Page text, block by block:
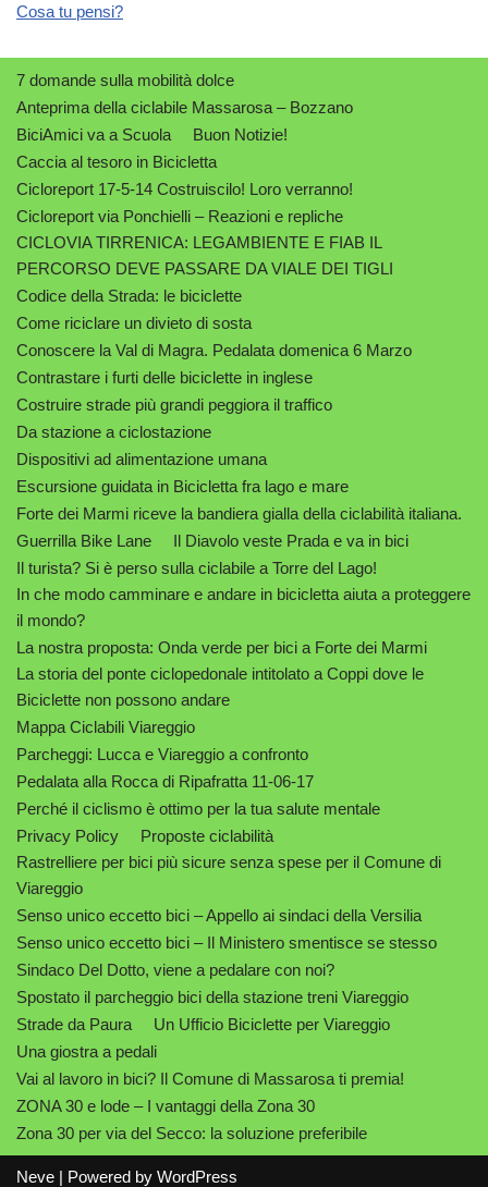
Cosa tu pensi?
7 domande sulla mobilità dolce
Anteprima della ciclabile Massarosa – Bozzano
BiciAmici va a Scuola
Buon Notizie!
Caccia al tesoro in Bicicletta
Cicloreport 17-5-14 Costruiscilo! Loro verranno!
Cicloreport via Ponchielli – Reazioni e repliche
CICLOVIA TIRRENICA: LEGAMBIENTE E FIAB IL
PERCORSO DEVE PASSARE DA VIALE DEI TIGLI
Codice della Strada: le biciclette
Come riciclare un divieto di sosta
Conoscere la Val di Magra. Pedalata domenica 6 Marzo
Contrastare i furti delle biciclette in inglese
Costruire strade più grandi peggiora il traffico
Da stazione a ciclostazione
Dispositivi ad alimentazione umana
Escursione guidata in Bicicletta fra lago e mare
Forte dei Marmi riceve la bandiera gialla della ciclabilità italiana.
Guerrilla Bike Lane
Il Diavolo veste Prada e va in bici
Il turista? Si è perso sulla ciclabile a Torre del Lago!
In che modo camminare e andare in bicicletta aiuta a proteggere
il mondo?
La nostra proposta: Onda verde per bici a Forte dei Marmi
La storia del ponte ciclopedonale intitolato a Coppi dove le
Biciclette non possono andare
Mappa Ciclabili Viareggio
Parcheggi: Lucca e Viareggio a confronto
Pedalata alla Rocca di Ripafratta 11-06-17
Perché il ciclismo è ottimo per la tua salute mentale
Privacy Policy
Proposte ciclabilità
Rastrelliere per bici più sicure senza spese per il Comune di
Viareggio
Senso unico eccetto bici – Appello ai sindaci della Versilia
Senso unico eccetto bici – Il Ministero smentisce se stesso
Sindaco Del Dotto, viene a pedalare con noi?
Spostato il parcheggio bici della stazione treni Viareggio
Strade da Paura
Un Ufficio Biciclette per Viareggio
Una giostra a pedali
Vai al lavoro in bici? Il Comune di Massarosa ti premia!
ZONA 30 e lode – I vantaggi della Zona 30
Zona 30 per via del Secco: la soluzione preferibile
Neve | Powered by WordPress